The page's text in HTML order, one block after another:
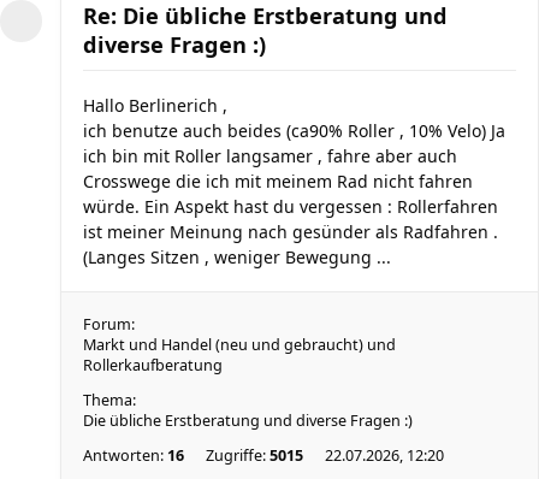
Re: Die übliche Erstberatung und
diverse Fragen :)
Hallo Berlinerich ,
ich benutze auch beides (ca90% Roller , 10% Velo) Ja
ich bin mit Roller langsamer , fahre aber auch
Crosswege die ich mit meinem Rad nicht fahren
würde. Ein Aspekt hast du vergessen : Rollerfahren
ist meiner Meinung nach gesünder als Radfahren .
(Langes Sitzen , weniger Bewegung ...
Forum:
Markt und Handel (neu und gebraucht) und
Rollerkaufberatung
Thema:
Die übliche Erstberatung und diverse Fragen :)
Antworten: 16 Zugriffe:5015 22.07.2026, 12:20